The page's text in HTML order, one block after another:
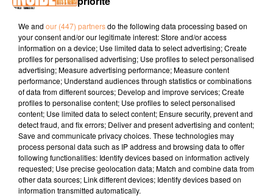
E-mail*
Téléphone :*
We and our (447) partnersdo the following data processing based on
your consent and/or our legitimate interest: Store and/or access
information on a device; Use limited data to select advertising; Create
profiles for personalised advertising; Use profiles to select personalised
advertising; Measure advertising performance; Measure content
performance; Understand audiences through statistics or combinations
of data from different sources; Develop and improve services; Create
profiles to personalise content; Use profiles to select personalised
content; Use limited data to select content; Ensure security, prevent and
detect fraud, and fix errors; Deliver and present advertising and content;
Save and communicate privacy choices. These technologies may
process personal data such as IP address and browsing data to offer
following functionalities: Identify devices based on information actively
requested; Use precise geolocation data; Match and combine data from
other data sources; Link different devices; Identify devices based on
information transmitted automatically.